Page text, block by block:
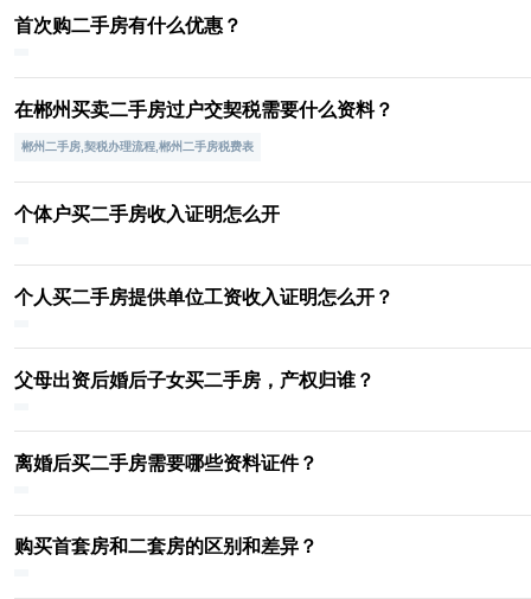
首次购二手房有什么优惠？
在郴州买卖二手房过户交契税需要什么资料？
郴州二手房,契税办理流程,郴州二手房税费表
个体户买二手房收入证明怎么开
个人买二手房提供单位工资收入证明怎么开？
父母出资后婚后子女买二手房，产权归谁？
离婚后买二手房需要哪些资料证件？
购买首套房和二套房的区别和差异？